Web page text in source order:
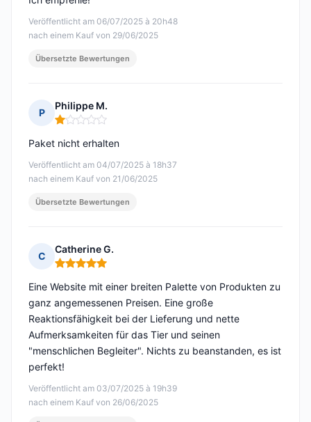
Veröffentlicht am 06/07/2025 à 20h48
nach einem Kauf von 29/06/2025
Übersetzte Bewertungen
P
Philippe M.
Hinweis: 1 von 5
Veröffentlicht am 04/07/2025 à 18h37
nach einem Kauf von 21/06/2025
Paket nicht erhalten
Übersetzte Bewertungen
C
Catherine G.
Hinweis: 5 von 5
Veröffentlicht am 03/07/2025 à 19h39
nach einem Kauf von 26/06/2025
Eine Website mit einer breiten Palette von Produkten zu
ganz angemessenen Preisen. Eine große
Reaktionsfähigkeit bei der Lieferung und nette
Aufmerksamkeiten für das Tier und seinen
"menschlichen Begleiter". Nichts zu beanstanden, es ist
perfekt!